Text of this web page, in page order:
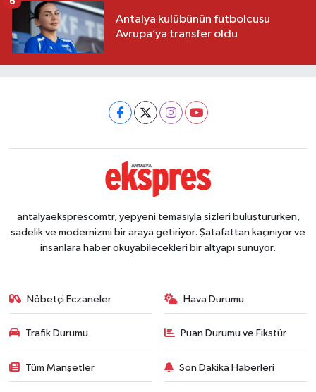
Antalya kulübünün futbolcusu
Avrupa’ya transfer oldu
antalyaeksprescomtr, yepyeni temasıyla sizleri buluştururken,
sadelik ve modernizmi bir araya getiriyor. Şatafattan kaçınıyor ve
insanlara haber okuyabilecekleri bir altyapı sunuyor.
Nöbetçi Eczaneler Hava Durumu
Trafik Durumu Puan Durumu ve Fikstür
Tüm Manşetler Son Dakika Haberleri